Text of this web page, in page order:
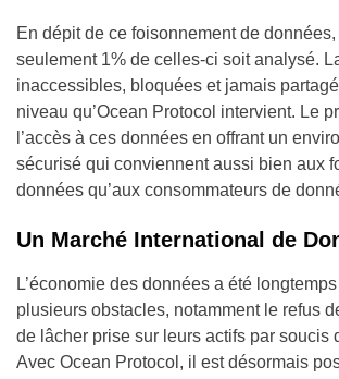
En dépit de ce foisonnement de
seulement 1% de celles-ci soit analysé.
inaccessibles, bloquées et jamais
niveau qu’Ocean Protocol intervient. Le
l’accès à ces données en offrant un
sécurisé qui conviennent aussi bien aux
données qu’aux consommateurs de
Un Marché International de
L’économie des données a été
plusieurs obstacles, notamment le refus
de lâcher prise sur leurs actifs par soucis
Avec Ocean Protocol, il est désormais